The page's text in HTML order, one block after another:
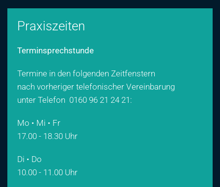
Praxiszeiten
Terminsprechstunde
Termine in den folgenden Zeitfenstern
nach vorheriger telefonischer Vereinbarung
unter Telefon 0160 96 21 24 21 :
Mo • Mi • Fr
17.00 - 18.30 Uhr
Di • Do
10.00 - 11.00 Uhr